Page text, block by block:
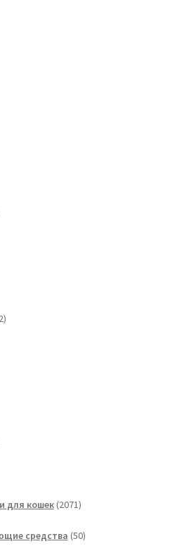
372
для кошек 20712071
средства 5050